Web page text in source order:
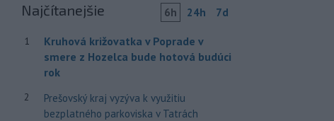
Najčítanejšie 6h 24h 7d
1
Kruhová križovatka v Poprade v
smere z Hozelca bude hotová budúci
rok
2
Prešovský kraj vyzýva k využitiu
bezplatného parkoviska v Tatrách